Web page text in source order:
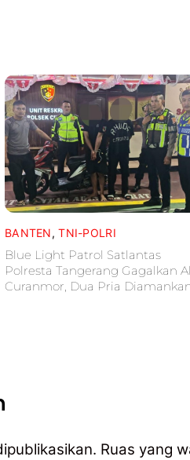
BANTEN,TNI-POLRI
Blue Light Patrol Satlantas
Polresta Tangerang Gagalkan
Curanmor, Dua Pria
Ruas yang